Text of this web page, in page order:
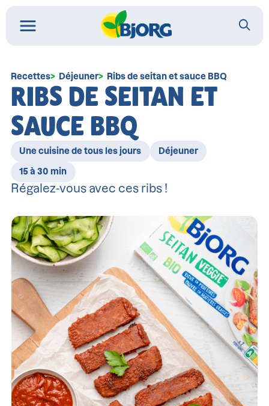
Recettes Déjeuner Ribs de seitan et sauce BBQ
RIBS DE SEITAN ET
SAUCE BBQ
Une cuisine de tous les jours Déjeuner
15 à 30 min
Régalez-vous avec ces ribs !